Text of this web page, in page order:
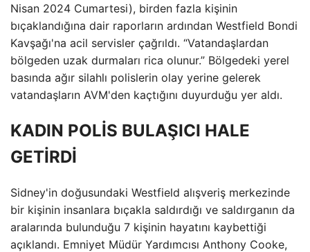
Nisan 2024 Cumartesi), birden fazla kişinin
bıçaklandığına dair raporların ardından Westfield Bondi
Kavşağı'na acil servisler çağrıldı. “Vatandaşlardan
bölgeden uzak durmaları rica olunur.” Bölgedeki yerel
basında ağır silahlı polislerin olay yerine gelerek
vatandaşların AVM'den kaçtığını duyurduğu yer aldı.
KADIN POLİS BULAŞICI HALE
GETİRDİ
Sidney'in doğusundaki Westfield alışveriş merkezinde
bir kişinin insanlara bıçakla saldırdığı ve saldırganın da
aralarında bulunduğu 7 kişinin hayatını kaybettiği
açıklandı. Emniyet Müdür Yardımcısı Anthony Cooke,